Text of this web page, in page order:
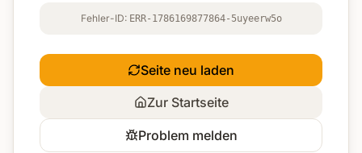
Fehler-ID: ERR-1786169877864-5uyeerw5o
Seite neu laden
Zur Startseite
Problem melden